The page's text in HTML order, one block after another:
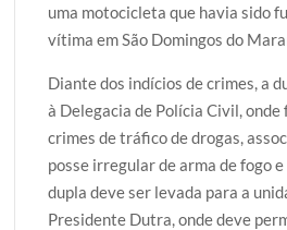
uma motocicleta que havia sido
vítima em São Domingos do
Diante dos indícios de crimes, a
à Delegacia de Polícia Civil,
crimes de tráfico de drogas,
posse irregular de arma de fogo
dupla deve ser levada para a
Presidente Dutra, onde deve